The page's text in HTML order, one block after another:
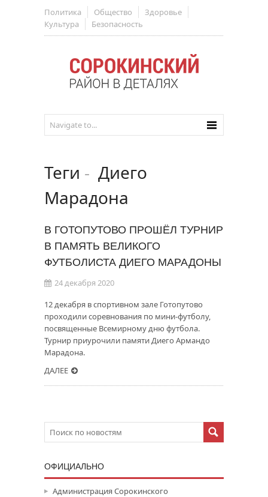
Политика Общество
Здоровье
Культура
Безопасность
Теги - Диего
Марадона
В ГОТОПУТОВО ПРОШЁЛ ТУРНИР
В ПАМЯТЬ ВЕЛИКОГО
ФУТБОЛИСТА ДИЕГО МАРАДОНЫ
24 декабря 2020
12 декабря в спортивном зале Готопутово
проходили соревнования по мини-футболу,
посвященные Всемирному дню футбола.
Турнир приурочили памяти Диего Армандо
Марадона.
ДАЛЕЕ
ОФИЦИАЛЬНО
Администрация Сорокинского